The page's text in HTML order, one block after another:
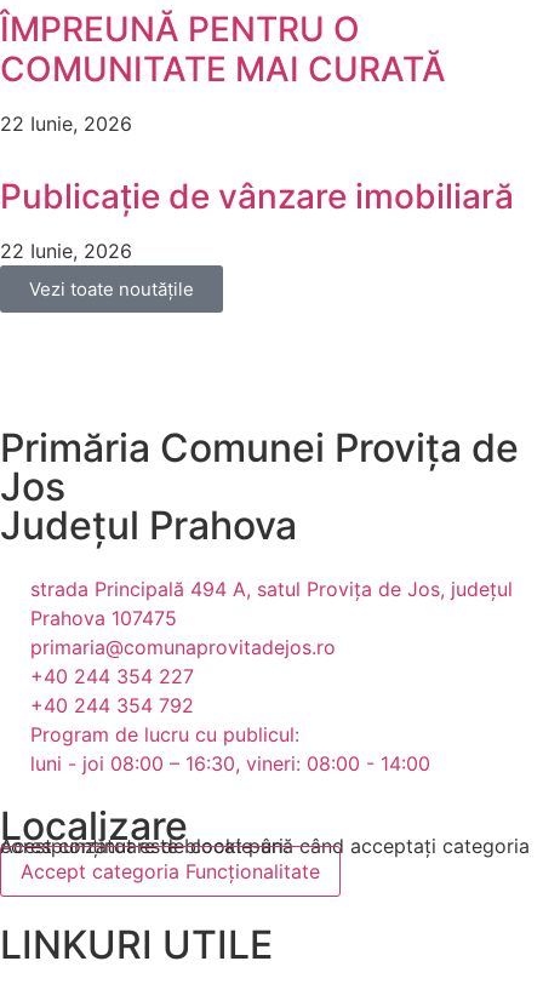
ÎMPREUNĂ PENTRU O
COMUNITATE MAI CURATĂ
22 Iunie, 2026
Publicație de vânzare imobiliară
22 Iunie, 2026
Vezi toate noutățile
Primăria Comunei Provița de
Jos
Județul Prahova
strada Principală 494 A, satul Provița de Jos, județul
Prahova 107475
primaria@comunaprovitadejos.ro
+40 244 354 227
+40 244 354 792
Program de lucru cu publicul:
luni - joi 08:00 – 16:30, vineri: 08:00 - 14:00
Localizare
Acest conținut este blocat până când acceptați categoria corespunzătoare de cookie-uri.
Accept categoria Funcționalitate
LINKURI UTILE